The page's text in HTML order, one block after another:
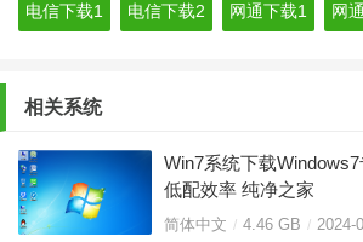
电信下载1 电信下载2 网通下载1 网
相关系统
Win7系统下载
低配效率 纯净之家
简体中文 4.46 GB 2024-